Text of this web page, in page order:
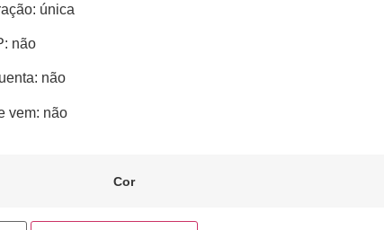
única
não
não
vem: não
Cor